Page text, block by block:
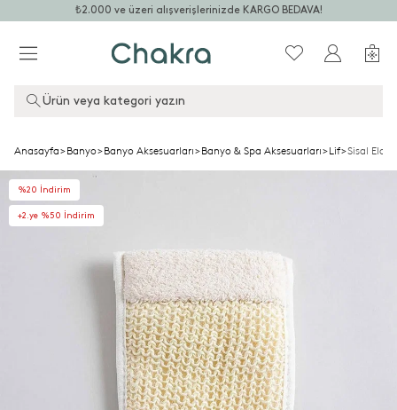
₺2.000 ve üzeri alışverişlerinizde KARGO BEDAVA!
Ürün veya kategori yazın
Anasayfa>Banyo>Banyo Aksesuarları>Banyo & Spa Aksesuarları>Lif>Sisal
%20 İndirim
+2.ye %50 İndirim